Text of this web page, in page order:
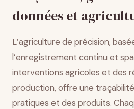
données et
L’agriculture de précision,
l’enregistrement continu et
interventions agricoles et des
production, offre une
pratiques et des produits.